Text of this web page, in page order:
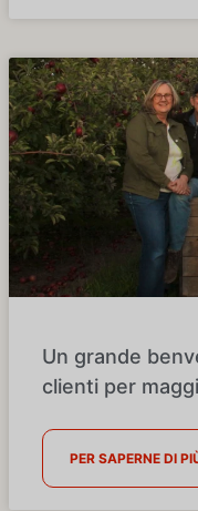
Un grande
clienti per
PER SAPERNE DI